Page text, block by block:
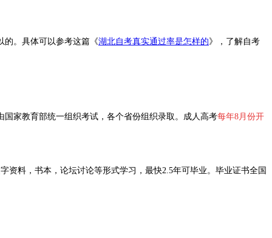
的。具体可以参考这篇 《湖北自考真实通过率是怎样的》，了解自考
家教育部统一组织考试，各个省份组织录取。成人高考每年8月份开
资料，书本，论坛讨论等形式学习，最快2.5年可毕业。 毕业证书全国